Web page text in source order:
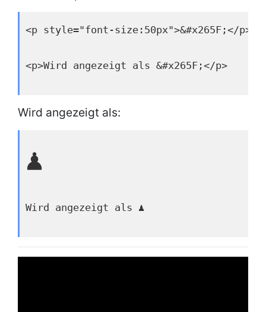
<p style="font-size:50px">&#x265F;</p>
<p>Wird angezeigt als &#x265F;</p>
Wird angezeigt als:
♟
Wird angezeigt als ♟